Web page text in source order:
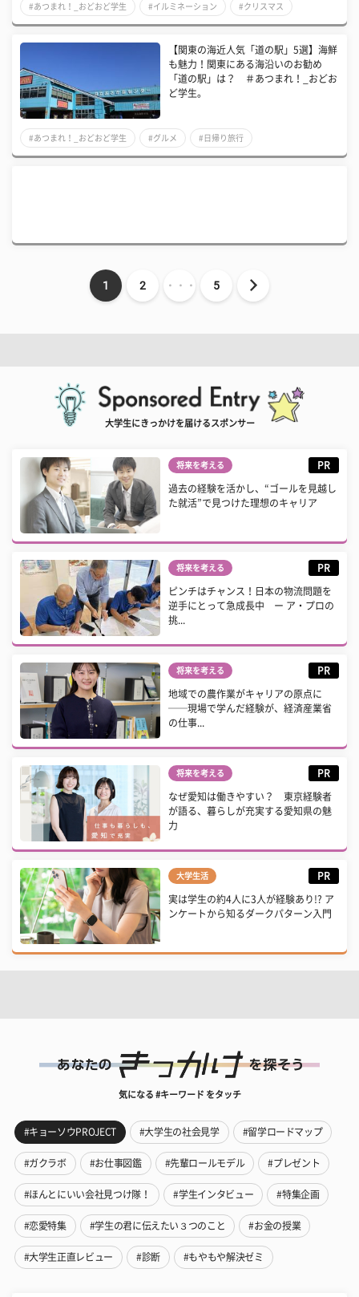
#あつまれ！_おどおど学生 #イルミネーション #クリスマス
【関東の海近人気「道の駅」5選】海鮮
も魅力！関東にある海沿いのお勧め
「道の駅」は？ ＃あつまれ！_おどお
ど学生。
#あつまれ！_おどおど学生 #グルメ #日帰り旅行
1 2 ・・・ 5
大学生にきっかけを届けるスポンサー
将来を考える PR
過去の経験を活かし、“ゴールを見越し
た就活”で見つけた理想のキャリア
将来を考える PR
ピンチはチャンス！日本の物流問題を
逆手にとって急成長中 ー ア・プロの
挑...
将来を考える PR
地域での農作業がキャリアの原点に
──現場で学んだ経験が、経済産業省
の仕事...
将来を考える PR
なぜ愛知は働きやすい？ 東京経験者
が語る、暮らしが充実する愛知県の魅
力
大学生活 PR
実は学生の約4人に3人が経験あり!? ア
ンケートから知るダークパターン入門
気になる #キーワード をタッチ
#キョーソウPROJECT #大学生の社会見学 #留学ロードマップ
#ガクラボ #お仕事図鑑 #先輩ロールモデル #プレゼント
#ほんとにいい会社見つけ隊！ #学生インタビュー #特集企画
#恋愛特集 #学生の君に伝えたい３つのこと #お金の授業
#大学生正直レビュー #診断 #もやもや解決ゼミ